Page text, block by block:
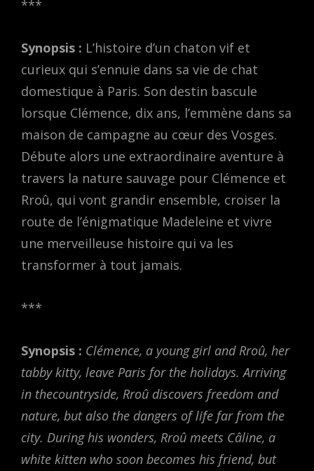
***
Synopsis : L’histoire d’un chaton vif et
curieux qui s’ennuie dans sa vie de chat
domestique à Paris. Son destin bascule
lorsque Clémence, dix ans, l’emmène dans sa
maison de campagne au cœur des Vosges.
Débute alors une extraordinaire aventure à
travers la nature sauvage pour Clémence et
Rroû, qui vont grandir ensemble, croiser la
route de l’énigmatique Madeleine et vivre
une merveilleuse histoire qui va les
transformer à tout jamais.
***
Synopsis : Clémence, a young girl and Rroû, her
tabby kitty, leave Paris for the holidays. Arriving
in thecountryside, Rroû discovers freedom and
nature, but also the dangers of life far from the
city. During his wonders, Rroû meets Câline, a
white kitten who soon becomes his friend, but